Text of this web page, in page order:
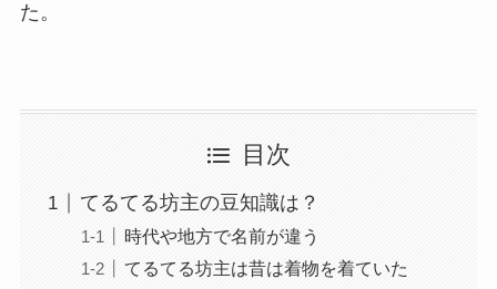
た。
目次
てるてる坊主の豆知識は？
時代や地方で名前が違う
てるてる坊主は昔は着物を着ていた